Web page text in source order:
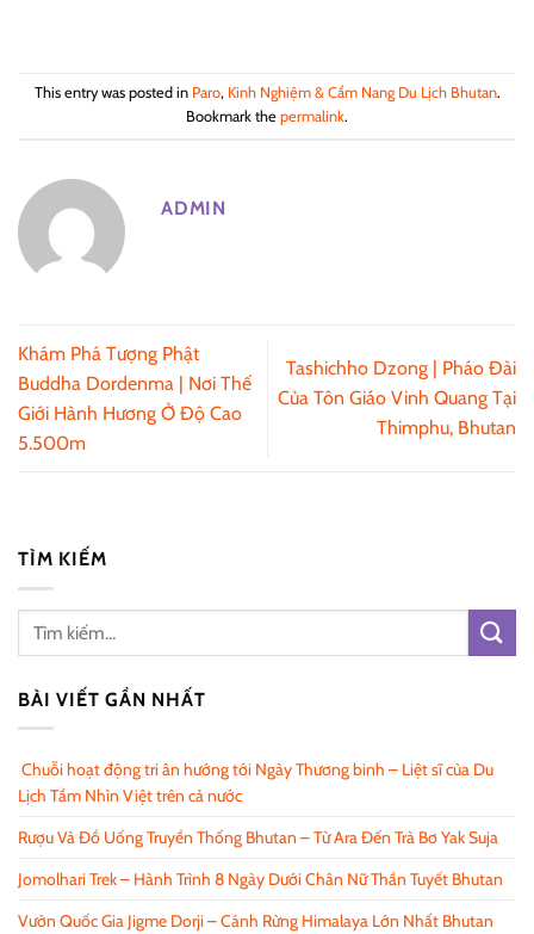
This entry was posted in Paro, Kinh Nghiệm & Cẩm Nang Du Lịch Bhutan.
Bookmark the permalink.
ADMIN
Khám Phá Tượng Phật
Buddha Dordenma | Nơi Thế
Giới Hành Hương Ở Độ Cao
5.500m
Tashichho Dzong | Pháo Đài
Của Tôn Giáo Vinh Quang Tại
Thimphu, Bhutan
TÌM KIẾM
BÀI VIẾT GẦN NHẤT
Chuỗi hoạt động tri ân hướng tới Ngày Thương binh – Liệt sĩ của Du
Lịch Tầm Nhìn Việt trên cả nước
Rượu Và Đồ Uống Truyền Thống Bhutan – Từ Ara Đến Trà Bơ Yak Suja
Jomolhari Trek – Hành Trình 8 Ngày Dưới Chân Nữ Thần Tuyết Bhutan
Vườn Quốc Gia Jigme Dorji – Cánh Rừng Himalaya Lớn Nhất Bhutan